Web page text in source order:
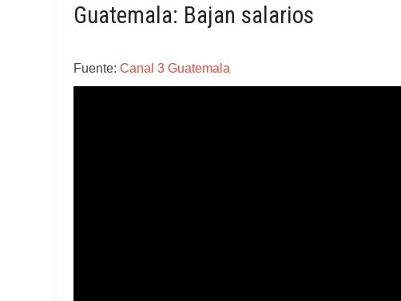
Guatemala: Bajan salarios
Fuente: Canal 3 Guatemala